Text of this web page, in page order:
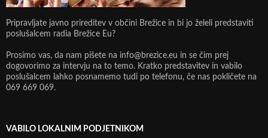
Pripravljate javno prireditev v občini Brežice in bi jo želeli predstaviti
poslušalcem radia Brežice Eu?
Prosimo vas, da nam pišete na info@brezice.eu in se čim prej
dogovorimo za intervju na to temo. Kratko predstavitev in vabilo
poslušalcem lahko posnamemo tudi po telefonu, če nas pokličete na
069 669 069.
VABILO LOKALNIM PODJETNIKOM